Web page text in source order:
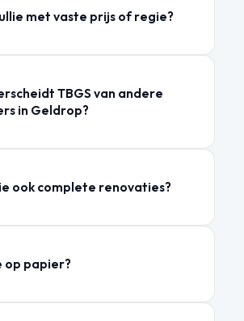
met vaste prijs of regie?
TBGS van andere
in Geldrop?
ook complete renovaties?
op papier?